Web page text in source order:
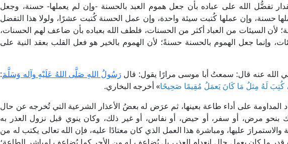
تفضُّل الله على عباده بأن جعل هموم العبد بالحسنة -وإن لم يعملها- حسنة، وجعل
حسنة، وإن عملها كُتبت سيئة واحدة، وإن عمل الحسنة كُتبت عشرًا، ولولا هذا التفضل
لأن السيئات من العباد أكثر من الحسنات، فلطف الله بعباده بأن ضاعف لهم الحسنات،
وإنما جعل الهموم بالحسنة حسنةً؛ لأن الهموم بالخير هو فعل القلب بعقد النية على
الله عنه قال: سمعتُ أبا موسى مرارًا يقول: قالرَسُولُ اللهِ صَلَّى اللهُ عَلَيْهِ وآله وَسَلَّمَ:
كُتِبَ لَهُ مِثلُ مَا كَانَ يَعمَلُ مُقِيمًا صَحِيحًا» أخرجه البخاري.
المداومة على أداء طاعة بعينها، ثم عرَض له بعضُ الأعذار الشرعية التي تُخرجه عن حال
بنحو مرض، أو سفر، أو حيض، أو نفاس، أو غير ذلك، وكان ينوي قبل نزول العذر به
عليها، ومباشرة هذا العمل الذي كان معتادًا عليه، فإن الله تعالى يكتب له من